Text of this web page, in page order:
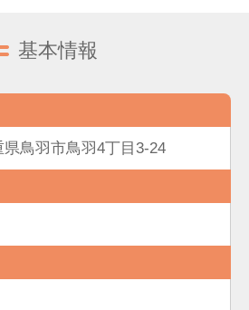
基本情報
鳥羽市鳥羽4丁目3-24